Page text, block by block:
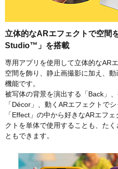
立体的なARエフェクトで空間
Studio™」を搭載
専用アプリを使用して立体的なAR
空間を飾り、静止画撮影に加え、
機能です。
被写体の背景を演出する「Back」
「Décor」、動くARエフェクトで
「Effect」の中から好きなARエフ
クトを単体で使用することも、た
ともできます。